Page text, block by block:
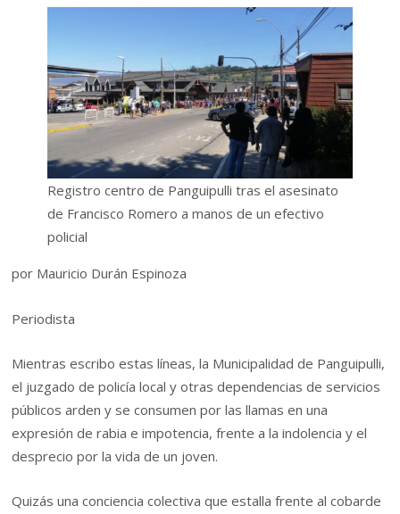
Registro centro de Panguipulli tras el asesinato
de Francisco Romero a manos de un efectivo
policial
por Mauricio Durán Espinoza
Periodista
Mientras escribo estas líneas, la Municipalidad de Panguipulli,
el juzgado de policía local y otras dependencias de servicios
públicos arden y se consumen por las llamas en una
expresión de rabia e impotencia, frente a la indolencia y el
desprecio por la vida de un joven.
Quizás una conciencia colectiva que estalla frente al cobarde